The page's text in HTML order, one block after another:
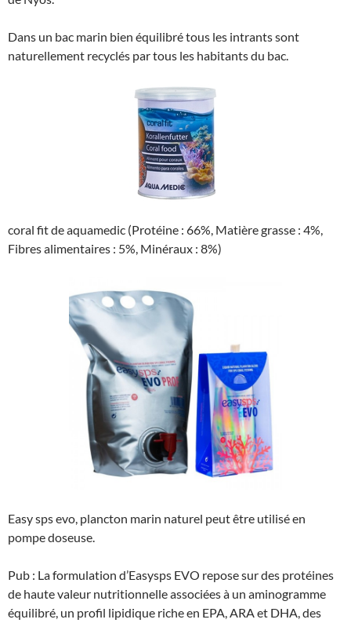
Dans un bac marin bien équilibré tous les intrants sont
naturellement recyclés par tous les habitants du bac.
coral fit de aquamedic (Protéine : 66%, Matière grasse : 4%,
Fibres alimentaires : 5%, Minéraux : 8%)
Easy sps evo, plancton marin naturel peut être utilisé en
pompe doseuse.
Pub : La formulation d’Easysps EVO repose sur des protéines
de haute valeur nutritionnelle associées à un aminogramme
équilibré, un profil lipidique riche en EPA, ARA et DHA, des